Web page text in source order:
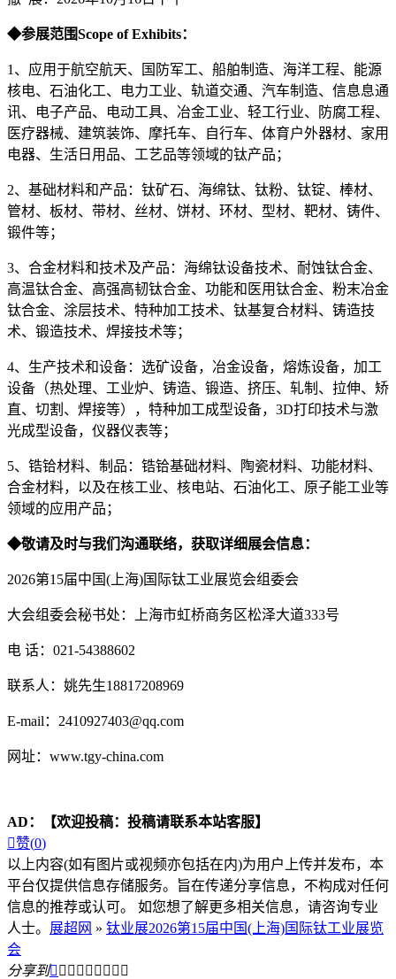
◆参展范围Scope of Exhibits：
1、应用于航空航天、国防军工、船舶制造、海洋工程、能源
核电、石油化工、电力工业、轨道交通、汽车制造、信息息通
讯、电子产品、电动工具、冶金工业、轻工行业、防腐工程、
医疗器械、建筑装饰、摩托车、自行车、体育户外器材、家用
电器、生活日用品、工艺品等领域的钛产品；
2、基础材料和产品：钛矿石、海绵钛、钛粉、钛锭、棒材、
管材、板材、带材、丝材、饼材、环材、型材、靶材、铸件、
锻件等；
3、合金材料和技术及产品：海绵钛设备技术、耐蚀钛合金、
高温钛合金、高强高韧钛合金、功能和医用钛合金、粉末冶金
钛合金、涂层技术、特种加工技术、钛基复合材料、铸造技
术、锻造技术、焊接技术等；
4、生产技术和设备：选矿设备，冶金设备，熔炼设备，加工
设备（热处理、工业炉、铸造、锻造、挤压、轧制、拉伸、矫
直、切割、焊接等），特种加工成型设备，3D打印技术与激
光成型设备，仪器仪表等；
5、锆铪材料、制品：锆铪基础材料、陶瓷材料、功能材料、
合金材料，以及在核工业、核电站、石油化工、原子能工业等
领域的应用产品；
◆敬请及时与我们沟通联络，获取详细展会信息：
2026第15届中国(上海)国际钛工业展览会组委会
大会组委会秘书处：上海市虹桥商务区松泽大道333号
电 话：021-54388602
联系人：姚先生18817208969
E-mail：2410927403@qq.com
网址：www.tgy-china.com
AD：
【欢迎投稿：投稿请联系本站客服】
赞(0)
以上内容(如有图片或视频亦包括在内)为用户上传并发布，本
平台仅提供信息存储服务。旨在传递分享信息，不构成对任何
信息的推荐或认可。 如您想了解更多相关信息，请咨询专业
人士。 展超网 » 钛业展2026第15届中国(上海)国际钛工业展览
会
分享到        